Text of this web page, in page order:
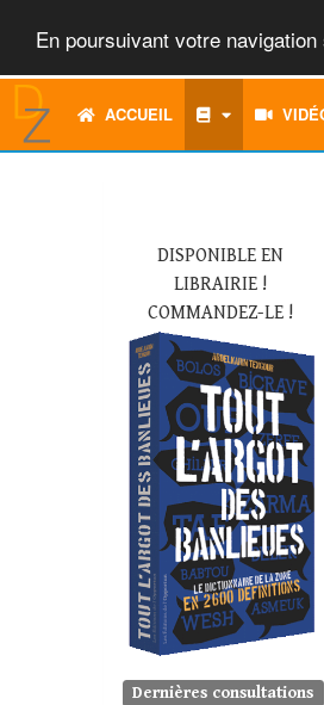
En poursuivant votre
ACCUEIL
DISPONIBLE EN
LIBRAIRIE !
COMMANDEZ-LE !
Dernières consultations